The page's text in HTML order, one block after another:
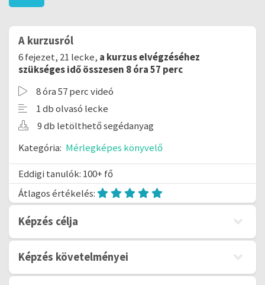
A kurzusról
6 fejezet, 21 lecke, a kurzus elvégzéséhez
szükséges idő összesen 8 óra 57 perc
8 óra 57 perc videó
1 db olvasó lecke
9 db letölthető segédanyag
Kategória: Mérlegképes könyvelő
Eddigi tanulók: 100+ fő
Átlagos értékelés:
Képzés célja
Képzés követelményei